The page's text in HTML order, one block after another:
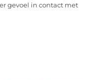
gevoel in contact met